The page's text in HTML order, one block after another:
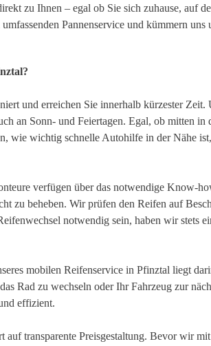
zu Ihnen – egal ob Sie sich zuhause, auf
Pannenservice und kümmern uns
und erreichen Sie innerhalb kürzester Zeit.
an Sonn- und Feiertagen. Egal, ob mitten in
wie wichtig schnelle Autohilfe in der Nähe
verfügen über das notwendige Know-
zu beheben. Wir prüfen den Reifen auf
notwendig sein, haben wir stets
mobilen Reifenservice in Pfinztal liegt
Rad zu wechseln oder Ihr Fahrzeug zur
effizient.
auf transparente Preisgestaltung. Bevor wir